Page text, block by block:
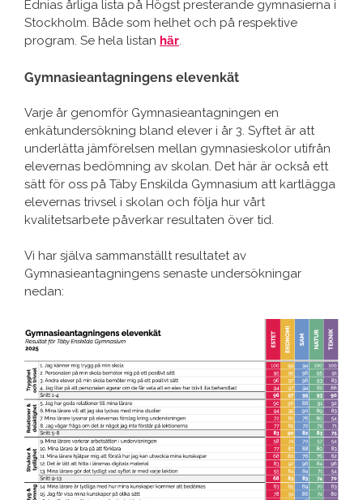
Ednias årliga lista på Högst presterande gymnasierna i
Stockholm. Både som helhet och på respektive
program. Se hela listan här.
Gymnasieantagningens elevenkät
Varje år genomför Gymnasieantagningen en
enkätundersökning bland elever i år 3. Syftet är att
underlätta jämförelsen mellan gymnasieskolor utifrån
elevernas bedömning av skolan. Det här är också ett
sätt för oss på Täby Enskilda Gymnasium att kartlägga
elevernas trivsel i skolan och följa hur vårt
kvalitetsarbete påverkar resultaten över tid.
Vi har själva sammanställt resultatet av
Gymnasieantagningens senaste undersökningar
nedan: